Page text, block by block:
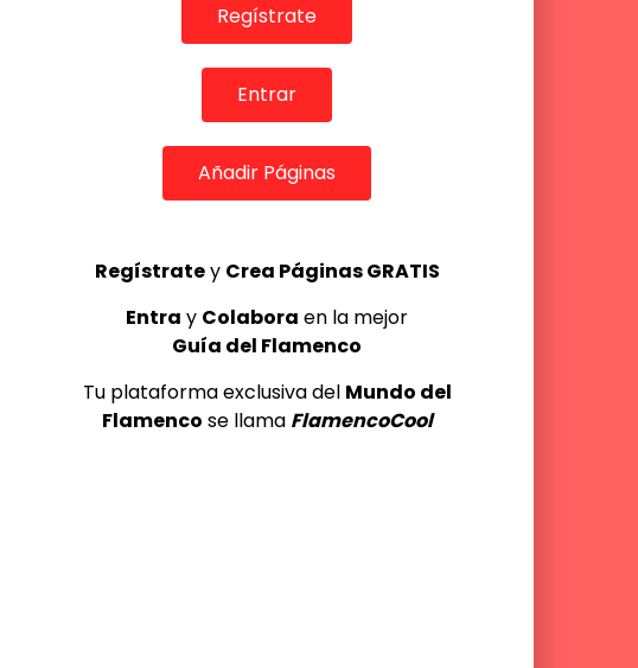
Regístrate
Entrar
Añadir Páginas
Regístratey Crea Páginas GRATIS
Entra y Colabora en la mejor
Guía del Flamenco
Tu plataforma exclusiva del Mundo del
Flamenco se llama FlamencoCool